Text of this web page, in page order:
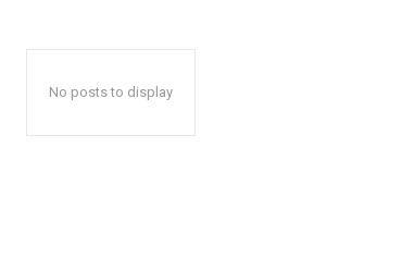
No posts to display